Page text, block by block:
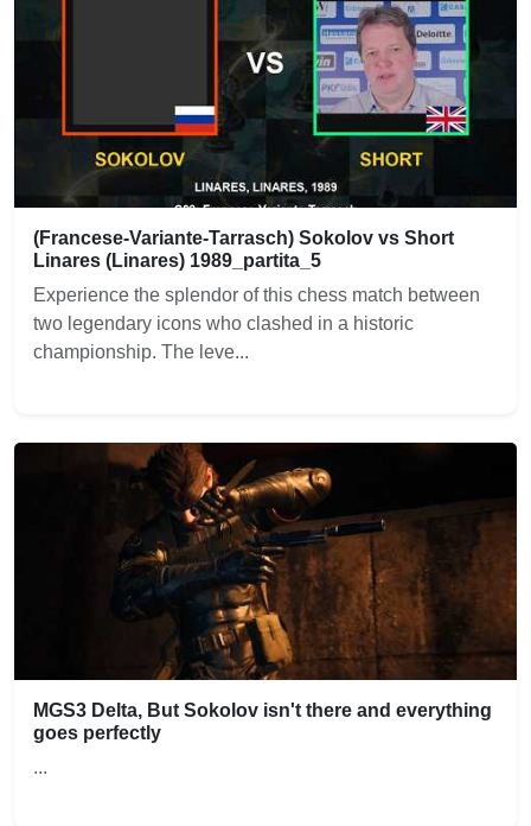
(Francese-Variante-Tarrasch) Sokolov vs Short
Linares (Linares) 1989_partita_5
Experience the splendor of this chess match between
two legendary icons who clashed in a historic
championship. The leve...
MGS3 Delta, But Sokolov isn't there and everything
goes perfectly
...